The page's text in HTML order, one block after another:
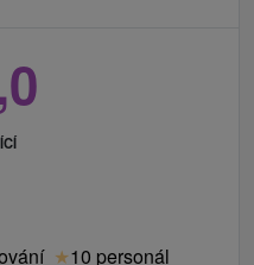
★10 personál